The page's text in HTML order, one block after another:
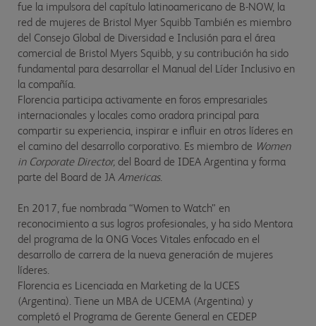
fue la impulsora del capítulo latinoamericano de B-NOW, la
red de mujeres de Bristol Myer Squibb También es miembro
del Consejo Global de Diversidad e Inclusión para el área
comercial de Bristol Myers Squibb, y su contribución ha sido
fundamental para desarrollar el Manual del Líder Inclusivo en
la compañía.
Florencia participa activamente en foros empresariales
internacionales y locales como oradora principal para
compartir su experiencia, inspirar e influir en otros líderes en
el camino del desarrollo corporativo. Es miembro de Women
in Corporate Director, del Board de IDEA Argentina y forma
parte del Board de JA Americas.
En 2017, fue nombrada “Women to Watch” en
reconocimiento a sus logros profesionales, y ha sido Mentora
del programa de la ONG Voces Vitales enfocado en el
desarrollo de carrera de la nueva generación de mujeres
líderes.
Florencia es Licenciada en Marketing de la UCES
(Argentina). Tiene un MBA de UCEMA (Argentina) y
completó el Programa de Gerente General en CEDEP